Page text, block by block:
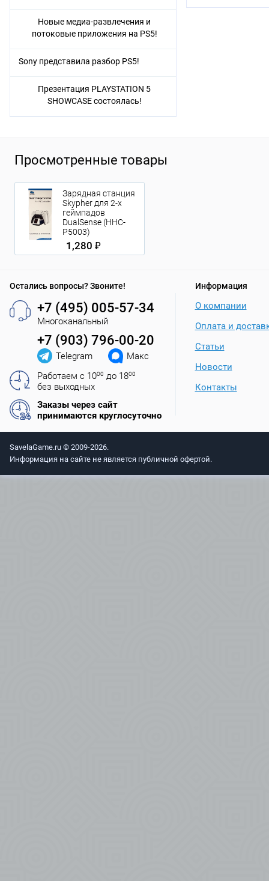
Новые медиа-развлечения и
потоковые приложения на PS5!
Sony представила разбор PS5!
Презентация PLAYSTATION 5
SHOWCASE состоялась!
Просмотренные товары
Зарядная станция
Skypher для 2-х
геймпадов
DualSense (HHC-
P5003)
1,280 ₽
Остались вопросы? Звоните!
+7 (495) 005-57-34
Многоканальный
+7 (903) 796-00-20
Telegram
Макс
Работаем с 1000 до 1800
без выходных
Заказы через сайт
принимаются круглосуточно
Информация
О компании
Оплата и
Статьи
Новости
Контакты
SavelaGame.ru © 2009-2026.
Информация на сайте не является публичной офертой.